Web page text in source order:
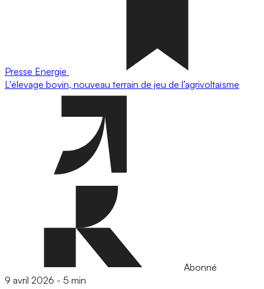
Presse Energie
L'élevage bovin, nouveau terrain de jeu de l’agrivoltaïsme
Abonné
9 avril 2026 - 5 min